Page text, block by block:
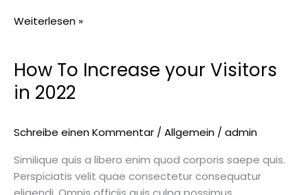
Weiterlesen »
How To Increase your Visitors
in 2022
Schreibe einen Kommentar / Allgemein / admin
Similique quis a libero enim quod corporis saepe quis.
Perspiciatis velit quae consectetur consequatur
How
To
Increase
Visitors
2022